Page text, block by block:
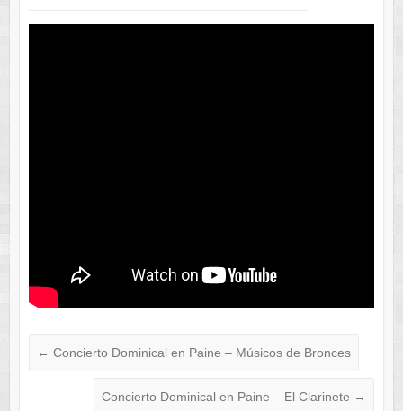
← Concierto Dominical en Paine – Músicos de Bronces
Concierto Dominical en Paine – El Clarinete →